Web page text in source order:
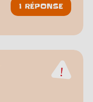
1 RÉPONSE